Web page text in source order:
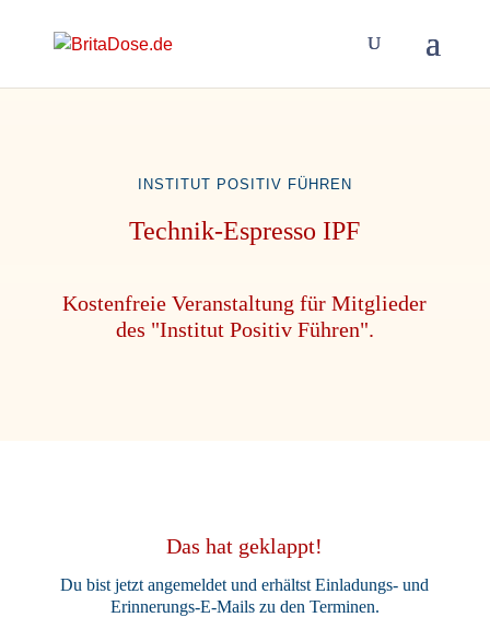
INSTITUT POSITIV FÜHREN
Technik-Espresso IPF
Kostenfreie Veranstaltung für Mitglieder
des "Institut Positiv Führen".
Das hat geklappt!
Du bist jetzt angemeldet und erhältst Einladungs- und
Erinnerungs-E-Mails zu den Terminen.